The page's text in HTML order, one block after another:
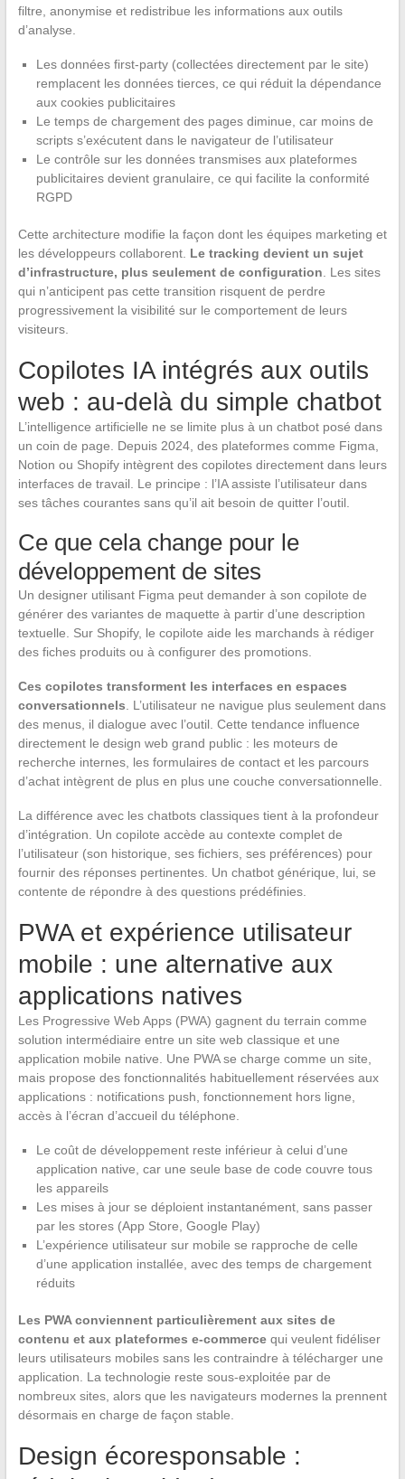
filtre, anonymise et redistribue les informations aux outils
d’analyse.
Les données first-party (collectées directement par le site)
remplacent les données tierces, ce qui réduit la dépendance
aux cookies publicitaires
Le temps de chargement des pages diminue, car moins de
scripts s’exécutent dans le navigateur de l’utilisateur
Le contrôle sur les données transmises aux plateformes
publicitaires devient granulaire, ce qui facilite la conformité
RGPD
Cette architecture modifie la façon dont les équipes marketing et
les développeurs collaborent. Le tracking devient un sujet
d’infrastructure, plus seulement de configuration. Les sites
qui n’anticipent pas cette transition risquent de perdre
progressivement la visibilité sur le comportement de leurs
visiteurs.
Copilotes IA intégrés aux outils
web : au-delà du simple chatbot
L’intelligence artificielle ne se limite plus à un chatbot posé dans
un coin de page. Depuis 2024, des plateformes comme Figma,
Notion ou Shopify intègrent des copilotes directement dans leurs
interfaces de travail. Le principe : l’IA assiste l’utilisateur dans
ses tâches courantes sans qu’il ait besoin de quitter l’outil.
Ce que cela change pour le
développement de sites
Un designer utilisant Figma peut demander à son copilote de
générer des variantes de maquette à partir d’une description
textuelle. Sur Shopify, le copilote aide les marchands à rédiger
des fiches produits ou à configurer des promotions.
Ces copilotes transforment les interfaces en espaces
conversationnels. L’utilisateur ne navigue plus seulement dans
des menus, il dialogue avec l’outil. Cette tendance influence
directement le design web grand public : les moteurs de
recherche internes, les formulaires de contact et les parcours
d’achat intègrent de plus en plus une couche conversationnelle.
La différence avec les chatbots classiques tient à la profondeur
d’intégration. Un copilote accède au contexte complet de
l’utilisateur (son historique, ses fichiers, ses préférences) pour
fournir des réponses pertinentes. Un chatbot générique, lui, se
contente de répondre à des questions prédéfinies.
PWA et expérience utilisateur
mobile : une alternative aux
applications natives
Les Progressive Web Apps (PWA) gagnent du terrain comme
solution intermédiaire entre un site web classique et une
application mobile native. Une PWA se charge comme un site,
mais propose des fonctionnalités habituellement réservées aux
applications : notifications push, fonctionnement hors ligne,
accès à l’écran d’accueil du téléphone.
Le coût de développement reste inférieur à celui d’une
application native, car une seule base de code couvre tous
les appareils
Les mises à jour se déploient instantanément, sans passer
par les stores (App Store, Google Play)
L’expérience utilisateur sur mobile se rapproche de celle
d’une application installée, avec des temps de chargement
réduits
Les PWA conviennent particulièrement aux sites de
contenu et aux plateformes e-commercequi veulent fidéliser
leurs utilisateurs mobiles sans les contraindre à télécharger une
application. La technologie reste sous-exploitée par de
nombreux sites, alors que les navigateurs modernes la prennent
désormais en charge de façon stable.
Design écoresponsable :